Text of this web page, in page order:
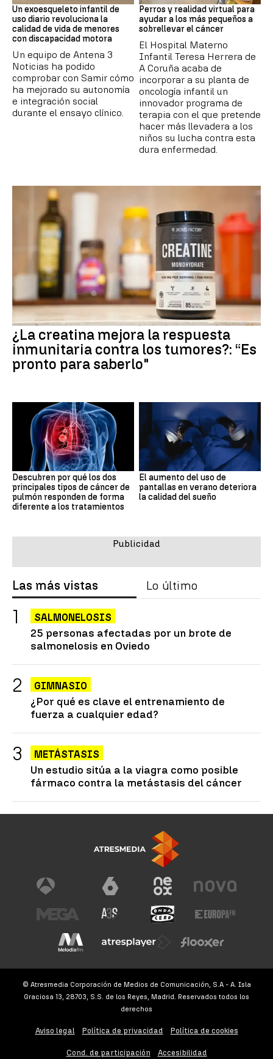
Un exoesqueleto infantil de
uso diario revoluciona la
calidad de vida de menores
con discapacidad motora
Un equipo de Antena 3
Noticias ha podido
comprobar con Samir cómo
ha mejorado su autonomía
e integración social
durante el ensayo clínico.
Perros y realidad virtual para
ayudar a los más pequeños a
sobrellevar el cáncer
El Hospital Materno
Infantil Teresa Herrera de
A Coruña acaba de
incorporar a su planta de
oncología infantil un
innovador programa de
terapia con el que pretende
hacer más llevadera a los
niños su lucha contra esta
dura enfermedad.
¿La creatina mejora la respuesta
inmunitaria contra los tumores?: “Es
pronto para saberlo"
Descubren por qué los dos
principales tipos de cáncer de
pulmón responden de forma
diferente a los tratamientos
El aumento del uso de
pantallas en verano deteriora
la calidad del sueño
Las más vistas Lo último
SALMONELOSIS
25 personas afectadas por un brote de
salmonelosis en Oviedo
GIMNASIO
¿Por qué es clave el entrenamiento de
fuerza a cualquier edad?
METÁSTASIS
Un estudio sitúa a la viagra como posible
fármaco contra la metástasis del cáncer
© Atresmedia Corporación de Medios de Comunicación, S.A - A. Isla
Graciosa 13, 28703, S.S. de los Reyes, Madrid. Reservados todos los
derechos
Aviso legal Política de privacidad Política de cookies
Cond. de participación Accesibilidad